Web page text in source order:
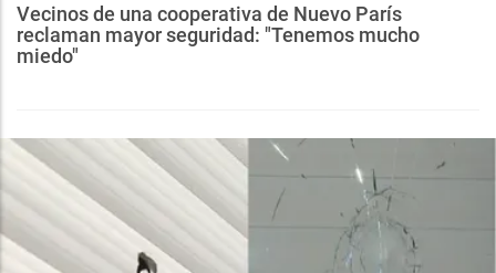
Vecinos de una cooperativa de Nuevo París
reclaman mayor seguridad: "Tenemos mucho
miedo"